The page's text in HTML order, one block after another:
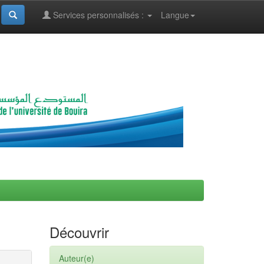
Langue
Services personnalisés :
Découvrir
Auteur(e)